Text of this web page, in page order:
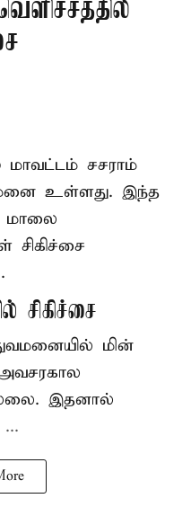
சசராம்
உள்ளது. இந்த
மாலை
சிகிச்சை
சிகிச்சை
மின்
இதனால்